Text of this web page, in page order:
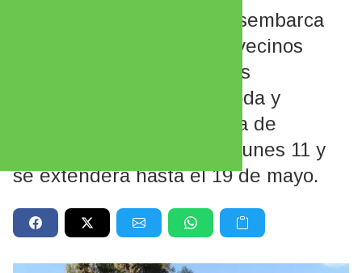
El operativo municipal desembarca
en el barrio para que los vecinos
puedan depositar residuos
voluminosos, restos de poda y
escombros. El cronograma de
rotación comenzará este lunes 11 y
se extenderá hasta el 19 de mayo.